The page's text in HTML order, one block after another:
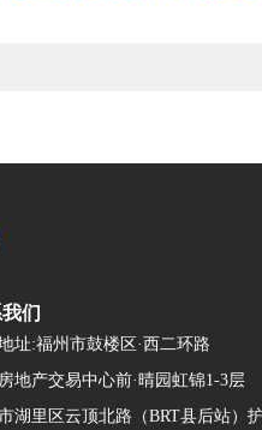
们
址:福州市鼓楼区·西二环路
地产交易中心前·晴园虹锦1-3层
湖里区云顶北路（BRT县后站）